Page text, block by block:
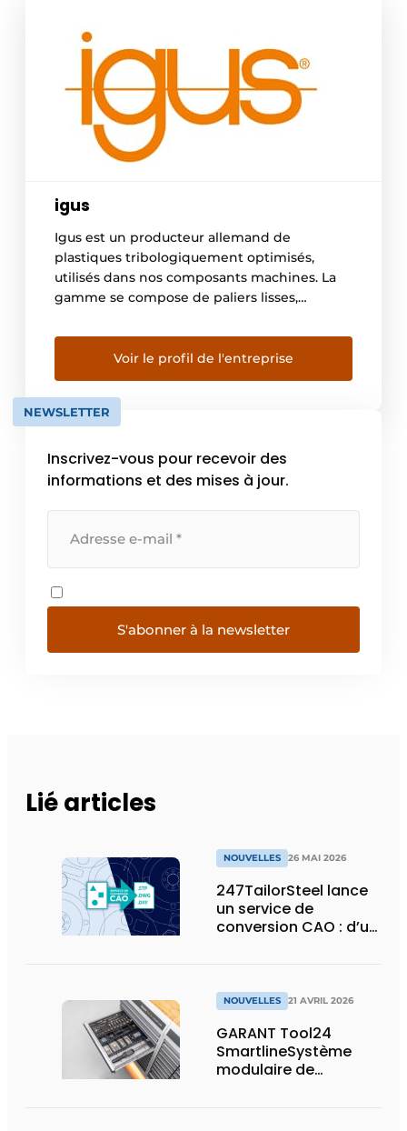
igus
Igus est un producteur allemand de
plastiques tribologiquement optimisés,
utilisés dans nos composants machines. La
gamme se compose de paliers lisses,
câbles. Nous les appelons les “motion
plastics” En Belgique, nous avons plus de
3000 clients actifs dans toutes sortes
d’industries. Avec nos configurateurs en
ligne disponibles sur notre […]
Voir le profil de l'entreprise
NEWSLETTER
Inscrivez-vous pour recevoir des
informations et des mises à jour.
S'abonner à la newsletter
Lié articles
NOUVELLES 26 MAI 2026
247TailorSteel lance
un service de
conversion CAO : d’un
NOUVELLES 21 AVRIL 2026
GARANT Tool24
SmartlineSystème
modulaire de